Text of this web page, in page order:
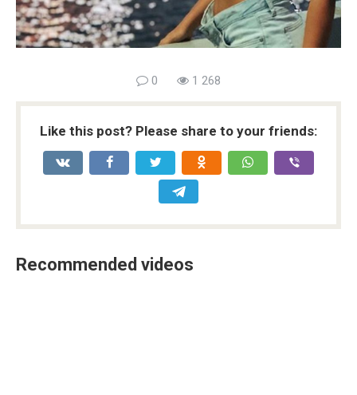
0 1 268
Like this post? Please share to your friends:
Recommended videos